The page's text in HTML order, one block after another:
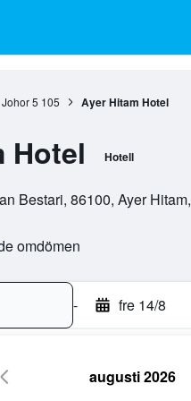
Johor 5 105 Ayer Hitam Hotel
Hotel Hotell
Bestari, 86100, Ayer
omdömen
- fre 14/8
augusti 2026